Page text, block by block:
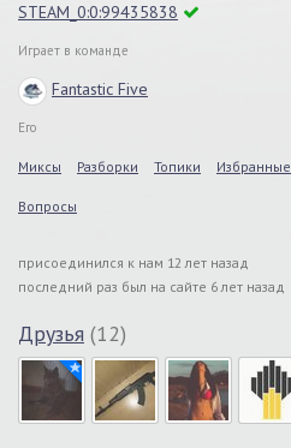
STEAM_0:0:99435838
Играет в команде
Fantastic Five
Его
Миксы Разборки Топики Избранные
Вопросы
присоединился к нам 12 лет назад
последний раз был на сайте 6 лет назад
Друзья (12)